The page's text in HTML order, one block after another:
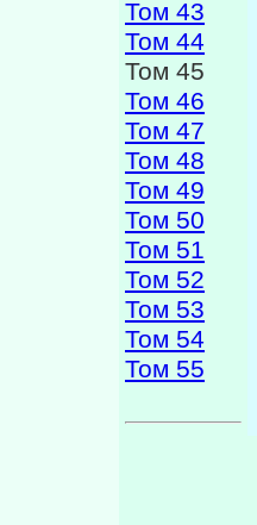
Том 43
Том 44
Том 45
Том 46
Том 47
Том 48
Том 49
Том 50
Том 51
Том 52
Том 53
Том 54
Том 55